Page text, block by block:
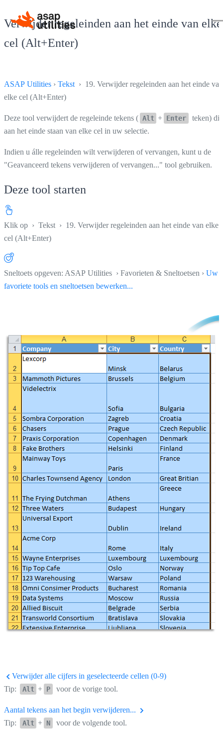
Verwijder regeleinden aan het einde van elke
cel (Alt+Enter)
ASAP Utilities › Tekst › 19. Verwijder regeleinden aan het einde van
elke cel (Alt+Enter)
Deze tool verwijdert de regeleinde tekens ( Alt + Enter
teken) die
aan het einde staan van elke cel in uw selectie.
Indien u álle regeleinden wilt verwijderen of vervangen, kunt u de
"Geavanceerd tekens verwijderen of vervangen..." tool gebruiken.
Deze tool starten
Klik op › Tekst › 19. Verwijder regeleinden aan het einde van elke
cel (Alt+Enter)
Sneltoets opgeven: ASAP Utilities › Favorieten & Sneltoetsen › Uw
favoriete tools en sneltoetsen bewerken...
Verwijder alle cijfers in geselecteerde cellen (0-9)
Tip:
Alt + P voor de vorige tool.
Aantal tekens aan het begin verwijderen...
Tip:
Alt + N voor de volgende tool.